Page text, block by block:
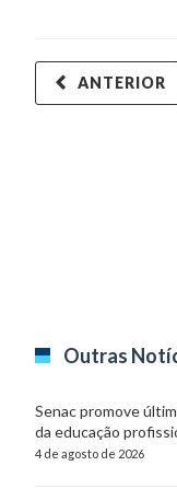
ANTERIOR
Outras
Senac promove
da educação
4 de agosto de 2026